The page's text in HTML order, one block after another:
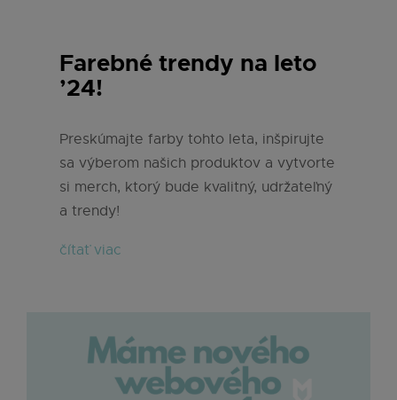
Farebné trendy na leto
’24!
Preskúmajte farby tohto leta, inšpirujte
sa výberom našich produktov a vytvorte
si merch, ktorý bude kvalitný, udržateľný
a trendy!
čítať viac